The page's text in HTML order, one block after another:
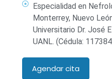
Especialidad en
Monterrey, Nuevo
Universitario Dr. José
UANL. (Cédula:
Agendar cita